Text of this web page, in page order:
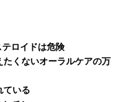
ロイドは危険
くないオーラルケアの万
ている